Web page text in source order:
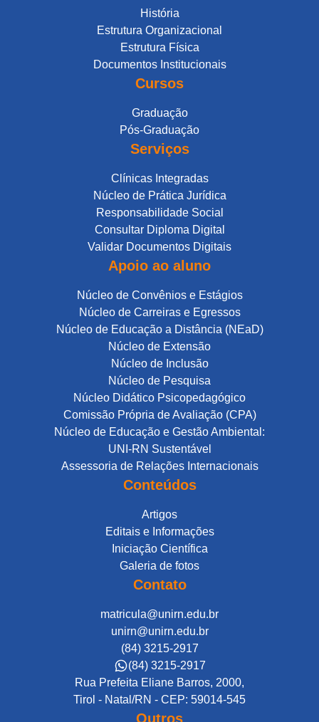
História
Estrutura Organizacional
Estrutura Física
Documentos Institucionais
Cursos
Graduação
Pós-Graduação
Serviços
Clínicas Integradas
Núcleo de Prática Jurídica
Responsabilidade Social
Consultar Diploma Digital
Validar Documentos Digitais
Apoio ao aluno
Núcleo de Convênios e Estágios
Núcleo de Carreiras e Egressos
Núcleo de Educação a Distância (NEaD)
Núcleo de Extensão
Núcleo de Inclusão
Núcleo de Pesquisa
Núcleo Didático Psicopedagógico
Comissão Própria de Avaliação (CPA)
Núcleo de Educação e Gestão Ambiental:
UNI-RN Sustentável
Assessoria de Relações Internacionais
Conteúdos
Artigos
Editais e Informações
Iniciação Científica
Galeria de fotos
Contato
matricula@unirn.edu.br
unirn@unirn.edu.br
(84) 3215-2917
(84) 3215-2917
Rua Prefeita Eliane Barros, 2000,
Tirol - Natal/RN - CEP: 59014-545
Outros